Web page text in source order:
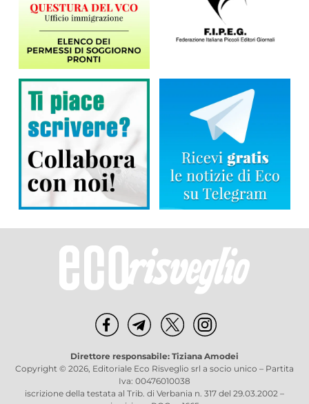
Direttore responsabile: Tiziana Amodei
Copyright © 2026, Editoriale Eco Risveglio srl a socio unico – Partita
Iva: 00476010038
iscrizione della testata al Trib. di Verbania n. 317 del 29.03.2002 –